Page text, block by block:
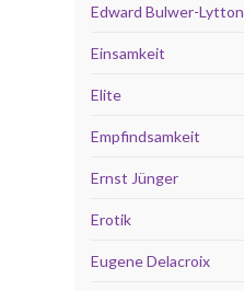
Edward Bulwer-Lytton
Einsamkeit
Elite
Empfindsamkeit
Ernst Jünger
Erotik
Eugene Delacroix